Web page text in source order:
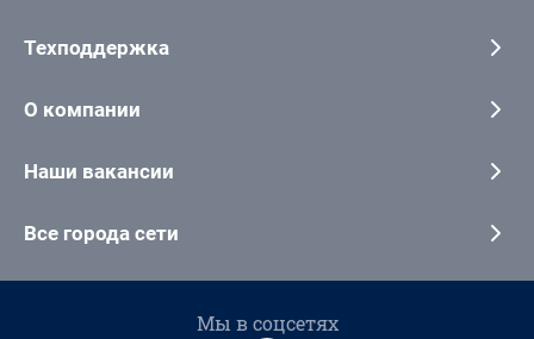
Техподдержка
О компании
Наши вакансии
Все города сети
Мы в соцсетях